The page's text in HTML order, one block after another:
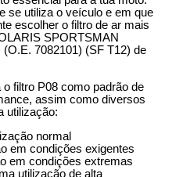
se utiliza o veículo e em que
escolher o filtro de ar mais
SPORTSMAN
7082101) (SF T12) de
filtro P08 como padrão de
assim como diversos
utilização:
normal
em condições exigentes
em condições extremas
utilização de alta